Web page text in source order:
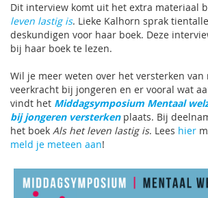
Dit interview komt uit het extra materiaal
leven lastig is. Lieke Kalhorn sprak
deskundigen voor haar boek. Deze
bij haar boek te lezen.
Wil je meer weten over het versterken
veerkracht bij jongeren en er vooral wat
vindt het Middagsymposium Mentaal
bij jongeren versterkenplaats. Bij
het boek Als het leven lastig is. Lees hier
meld je meteen aan!